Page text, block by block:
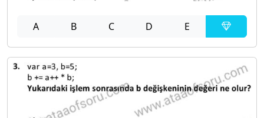
A B C D E